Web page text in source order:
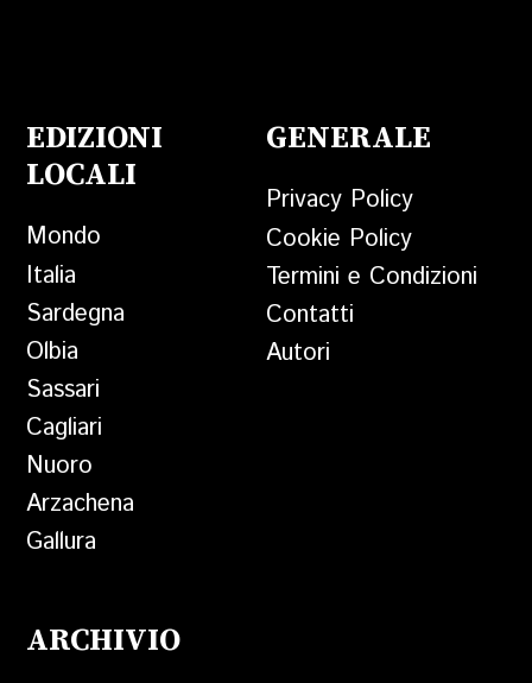
EDIZIONI
LOCALI
Mondo
Italia
Sardegna
Olbia
Sassari
Cagliari
Nuoro
Arzachena
Gallura
GENERALE
Privacy Policy
Cookie Policy
Termini e Condizioni
Contatti
Autori
ARCHIVIO